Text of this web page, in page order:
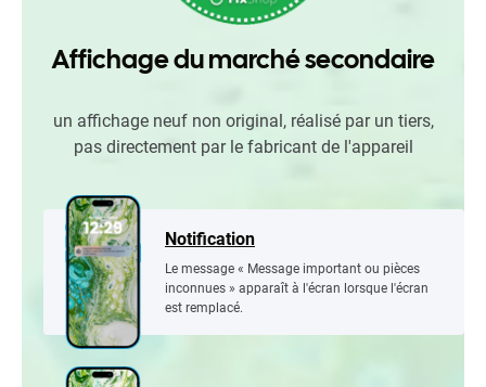
Affichage du marché secondaire
un affichage neuf non original, réalisé par un tiers,
pas directement par le fabricant de l'appareil
Notification
Le message « Message important ou pièces
inconnues » apparaît à l'écran lorsque l'écran
est remplacé.